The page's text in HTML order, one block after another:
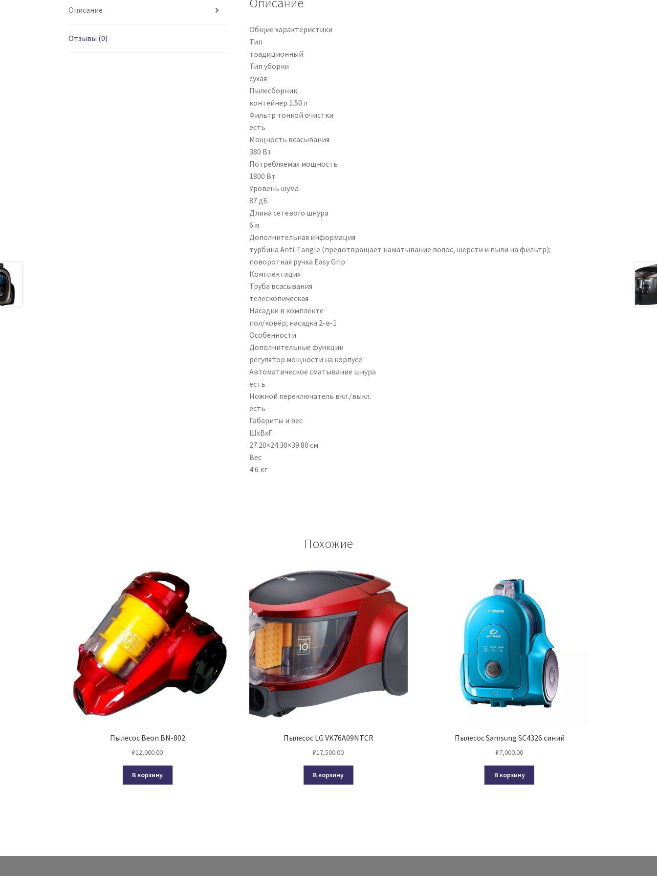
Описание
Отзывы (0)
Общие характеристики
Тип
традиционный
Тип уборки
сухая
Пылесборник
контейнер 1.50 л
Фильтр тонкой очистки
есть
Мощность всасывания
380 Вт
Потребляемая мощность
1800 Вт
Уровень шума
87 дБ
Длина сетевого шнура
6 м
Дополнительная информация
турбина Anti-Tangle (предотвращает наматывание волос, шерсти и пыли на фильтр);
поворотная ручка Easy Grip
Комплектация
Труба всасывания
телескопическая
Насадки в комплекте
пол/ковёр; насадка 2-в-1
Особенности
Дополнительные функции
регулятор мощности на корпусе
Автоматическое сматывание шнура
есть
Ножной переключатель вкл./выкл.
есть
Габариты и вес
ШхВхГ
27.20×24.30×39.80 см
Вес
4.6 кг
Похожие
Пылесос Beon BN-802
₽12,000.00
В корзину
Пылесос LG VK76A09NTCR
₽17,500.00
В корзину
Пылесос Samsung SC4326 синий
₽7,000.00
В корзину